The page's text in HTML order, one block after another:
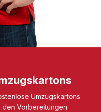
Umzugskartons
Vorbereitungen.